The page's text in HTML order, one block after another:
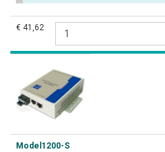
€ 41,62
Model1200-S